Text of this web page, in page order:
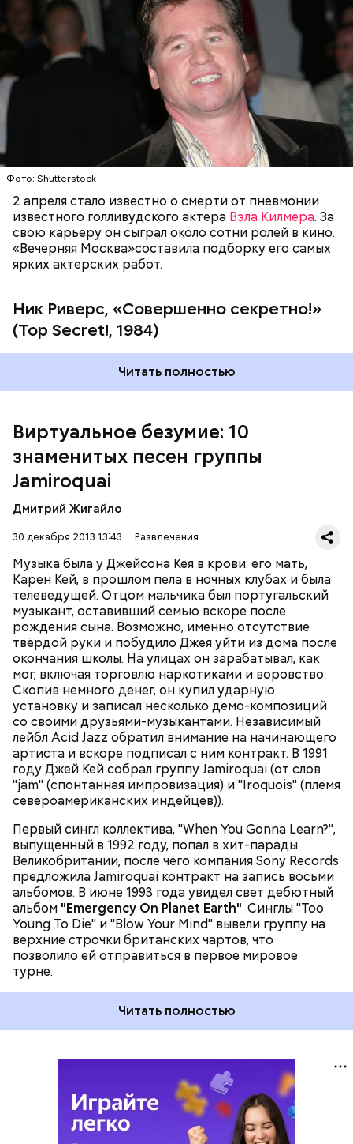
Фото: Shutterstock
2 апреля стало известно о смерти от пневмонии
известного голливудского актера Вэла Килмера. За
свою карьеру он сыграл около сотни ролей в кино.
«Вечерняя Москва»составила подборку его самых
ярких актерских работ.
Ник Риверс, «Совершенно секретно!»
(Top Secret!, 1984)
Фото: «Совершенно секретно!» (Top Secret!, 1984)
приглашены артисты из разных стран мира. США
представляет модный серф-рок певец Ник Риверс,
который в первый же день он знакомится с
участницей подпольного сопротивления Хиллари
— дочерью доктора Фламонда.
Читать полностью
ЗНАМЕНИТОСТИ
КИНО
Виртуальное безумие: 10
знаменитых песен группы
Jamiroquai
Дмитрий Жигайло
30 декабря 2013 13:43 Развлечения
Музыка была у Джейсона Кея в крови: его мать,
Карен Кей, в прошлом пела в ночных клубах и была
телеведущей. Отцом мальчика был португальский
музыкант, оставивший семью вскоре после
рождения сына. Возможно, именно отсутствие
твёрдой руки и побудило Джея уйти из дома после
окончания школы. На улицах он зарабатывал, как
мог, включая торговлю наркотиками и воровство.
Скопив немного денег, он купил ударную
установку и записал несколько демо-композиций
со своими друзьями-музыкантами. Независимый
лейбл Acid Jazz обратил внимание на начинающего
артиста и вскоре подписал с ним контракт. В 1991
году Джей Кей собрал группу Jamiroquai (от слов
"jam" (спонтанная импровизация) и "Iroquois" (племя
североамериканских индейцев)).
Первый сингл коллектива, "When You Gonna Learn?",
выпущенный в 1992 году, попал в хит-парады
Великобритании, после чего компания Sony Records
предложила Jamiroquai контракт на запись восьми
альбомов. В июне 1993 года увидел свет дебютный
альбом "Emergency On Planet Earth". Синглы "Too
Young To Die" и "Blow Your Mind" вывели группу на
верхние строчки британских чартов, что
позволило ей отправиться в первое мировое
турне.
Вторым альбомом, "The Return Of The Space
Cowboy" (1994), группа закрепила успех, однако
настоящим прорывом стала пластинка"Travelling
Without Moving" 1996 года. Сингл"Virtual Insanity"
("Виртуальное безумие") произвёл настоящий
фурор: в 1997 году клип на эту песню получил
четыре награды MTV, а сама песня в 1998 году была
отмечена премией Grammy в номинации "Лучшее
вокальное поп-исполнение дуэтом или группой".
Международными хитами также стали песни
"Cosmic Girl" и "Alright".
Четвёртому альбому предшествовал сингл
"Deeper Underground"
Роланда Эммериха
более тяжёлом стиле, а песня заняла первое место в
Великобритании. Альбом "Synkronized"(1999) был
исполнен в традиционных для группы стилях фанк
и эйсид-джаз. Бешеной популярности
предыдущего диска он не достиг, но разошёлся по
всему миру в количестве четырёх миллионов копий.
За выступлением на легендарном фестивале
Woodstock в 1999 году последовал двухлетний
перерыв, после которого вышел альбом"A Funk
Odyssey"(2001), на котором преобладало
электронное звучание.
Довольно разноплановым получился диск
"Dynamite" (2005), в котором традиционный фанк
Песня "Seven Days in Sunny June" попала в
саундтрек популярного фильма "Дьявол носит
Prada". Последний на сегодняшний день
студийный альбом группы, "Rock Dust Light Star"
вышел лишь пять лет спустя - в 2010 году.
"Вечерняя Москва"
предлагает вашему вниманию
подборку самых популярных композиций
Jamiroquai.
Читать полностью
МУЗЫКА